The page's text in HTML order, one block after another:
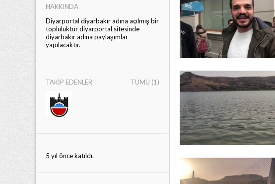
HAKKINDA
Diyarportal diyarbakır adına açılmış bir
topluluktur diyarportal sitesinde
diyarbakır adına paylaşımlar
yapılacaktır.
TAKIP EDENLER TÜMÜ (1)
5 yıl önce katıldı.